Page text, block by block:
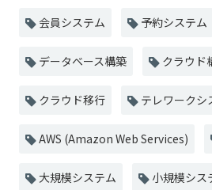
会員システム 予約システム
データベース構築 クラウド
クラウド移行 テレワークシ
AWS (Amazon Web Services)
大規模システム 小規模シス